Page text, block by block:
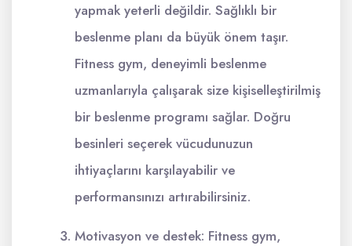
yapmak yeterli değildir. Sağlıklı bir
beslenme planı da büyük önem taşır.
Fitness gym, deneyimli beslenme
uzmanlarıyla çalışarak size kişiselleştirilmiş
bir beslenme programı sağlar. Doğru
besinleri seçerek vücudunuzun
ihtiyaçlarını karşılayabilir ve
performansınızı artırabilirsiniz.
Motivasyon ve destek: Fitness gym,